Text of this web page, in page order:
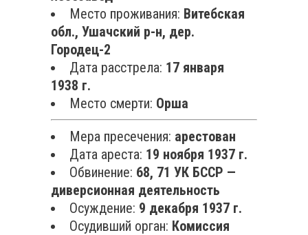
Место проживания: Витебская
обл., Ушачский р-н, дер.
Городец-2
Дата расстрела: 17 января
1938 г.
Место смерти: Орша
Мера пресечения: арестован
Дата ареста: 19 ноября 1937 г.
Обвинение: 68, 71 УК БССР —
диверсионная деятельность
Осуждение: 9 декабря 1937 г.
Осудивший орган: Комиссия